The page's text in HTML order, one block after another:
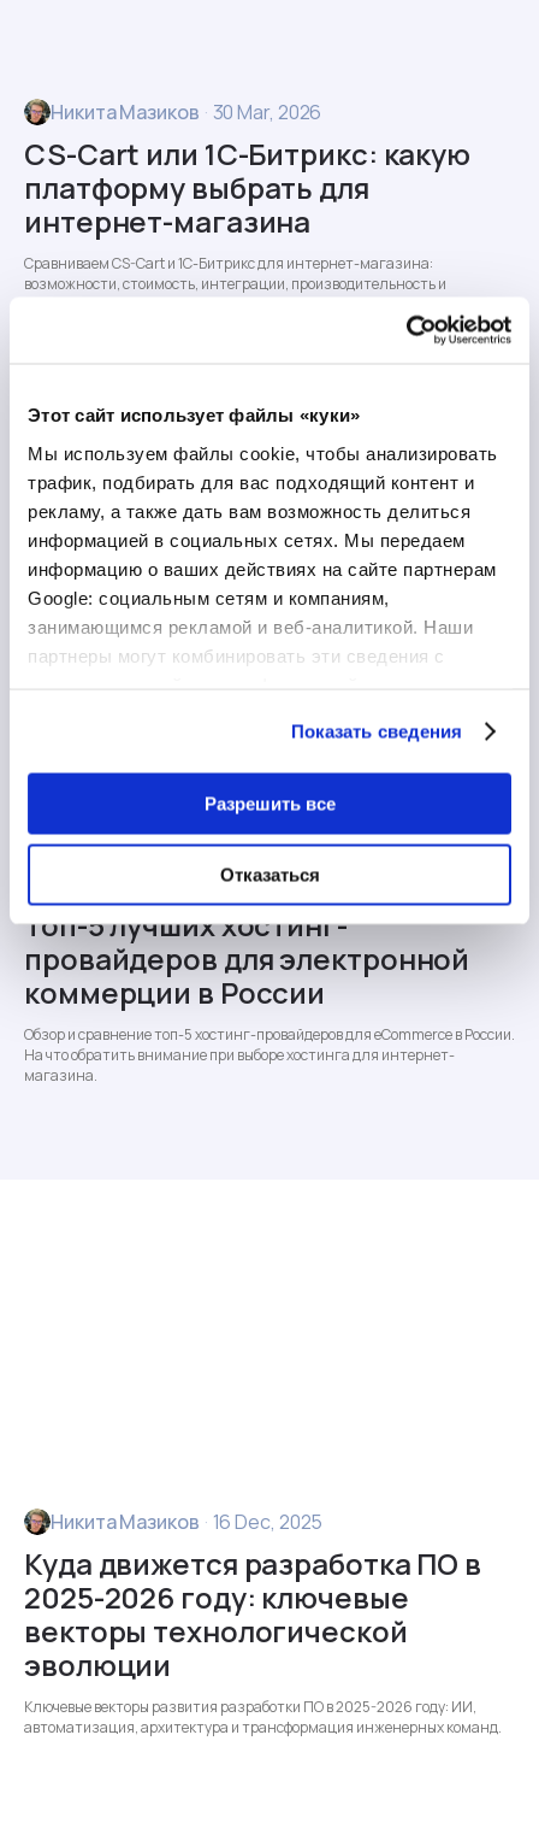
Этот сайт использует файлы «куки»
Мы используем файлы cookie, чтобы анализировать
трафик, подбирать для вас подходящий контент и
рекламу, а также дать вам возможность делиться
информацией в социальных сетях. Мы передаем
информацию о ваших действиях на сайте партнерам
Google: социальным сетям и компаниям,
занимающимся рекламой и веб-аналитикой. Наши
партнеры могут комбинировать эти сведения с
Показать сведения
Разрешить все
Отказаться
Никита Мазиков · 30 Mar, 2026
CS-Cart или 1С-Битрикс: какую
платформу выбрать для
интернет-магазина
Сравниваем CS-Cart и 1С-Битрикс для интернет-магазина:
возможности, стоимость, интеграции, производительность и
19 Dec, 2025
Топ-5 лучших хостинг-
провайдеров для электронной
коммерции в России
Обзор и сравнение топ-5 хостинг-провайдеров для eCommerce в России.
На что обратить внимание при выборе хостинга для интернет-
магазина.
Никита Мазиков · 16 Dec, 2025
Куда движется разработка ПО в
2025-2026 году: ключевые
векторы технологической
эволюции
Ключевые векторы развития разработки ПО в 2025-2026 году: ИИ,
автоматизация, архитектура и трансформация инженерных команд.